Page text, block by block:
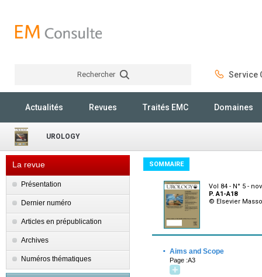
Rechercher Service
Actualités Revues Traités EMC Domaines
UROLOGY
La revue
Présentation
Dernier numéro
Articles en prépublication
Archives
Numéros thématiques
SOMMAIRE
Vol 84 - N° 5 -
P. A1-A18
© Elsevier
· Aims and Scope
Page :A3